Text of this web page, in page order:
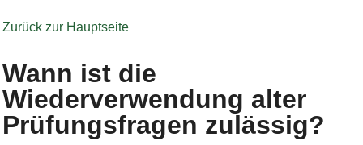
Zurück zur Hauptseite
Wann ist die
Wiederverwendung alter
Prüfungsfragen zulässig?